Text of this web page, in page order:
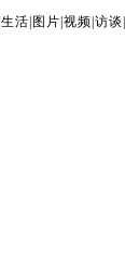
生活 图片 视频 访谈